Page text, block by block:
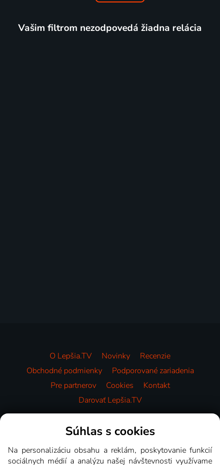
Vašim filtrom nezodpovedá žiadna relácia
O Lepšia.TV Novinky
Recenzie
Obchodné podmienky
Podporované zariadenia
Pre partnerov
Cookies
Kontakt
Darovať Lepšia.TV
Videotéka
Súhlas s cookies
Na personalizáciu obsahu a reklám, poskytovanie funkcií
sociálnych médií a analýzu našej návštevnosti využívame